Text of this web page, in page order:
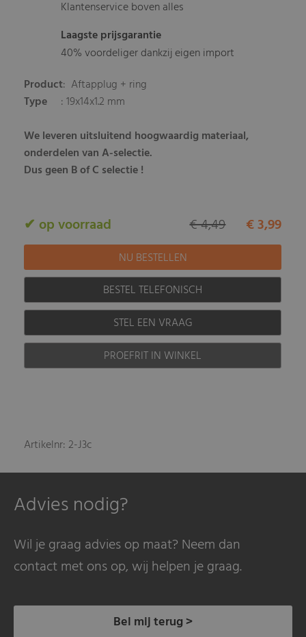
Klantenservice boven alles
Laagste prijsgarantie
40% voordeliger dankzij eigen import
Product: Aftapplug + ring
Type : 19x14x1.2 mm
We leveren uitsluitend hoogwaardig materiaal,
onderdelen van A-selectie.
Dus geen B of C selectie !
✔ op voorraad € 3,99
€ 4,49
BESTEL TELEFONISCH
STEL EEN VRAAG
PROEFRIT IN WINKEL
Artikelnr: 2-J3c
Advies nodig?
Wil je graag advies op maat? Neem dan
contact met ons op, wij helpen je graag.
Bel mij terug >